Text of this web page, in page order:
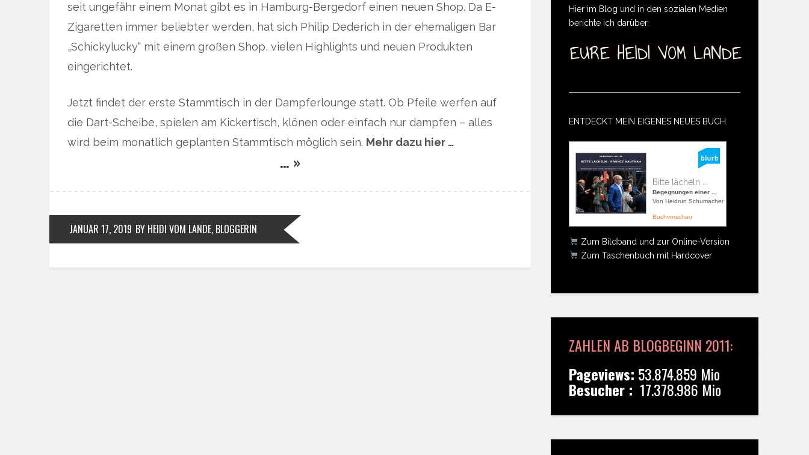
seit ungefähr einem Monat gibt es in Hamburg-Bergedorf einen neuen Shop. Da E-
Zigaretten immer beliebter werden, hat sich Philip Dederich in der ehemaligen Bar
„Schickylucky“ mit einem großen Shop, vielen Highlights und neuen Produkten
eingerichtet.
Jetzt findet der erste Stammtisch in der Dampferlounge statt. Ob Pfeile werfen auf
die Dart-Scheibe, spielen am Kickertisch, klönen oder einfach nur dampfen – alles
wird beim monatlich geplanten Stammtisch möglich sein. Mehr dazu hier …
… »
JANUAR 17, 2019 BY HEIDI VOM LANDE, BLOGGERIN
Hier im Blog und in den sozialen Medien
berichte ich darüber.
ENTDECKT MEIN EIGENES NEUES BUCH:
Bitte lächeln ...
Begegnungen einer ...
Von Heidrun Schumacher
Buchvorschau
Zum Bildband und zur Online-Version
Zum Taschenbuch mit Hardcover
ZAHLEN AB BLOGBEGINN 2011:
Pageviews: 53.874.859 Mio
Besucher : 17.378.986 Mio